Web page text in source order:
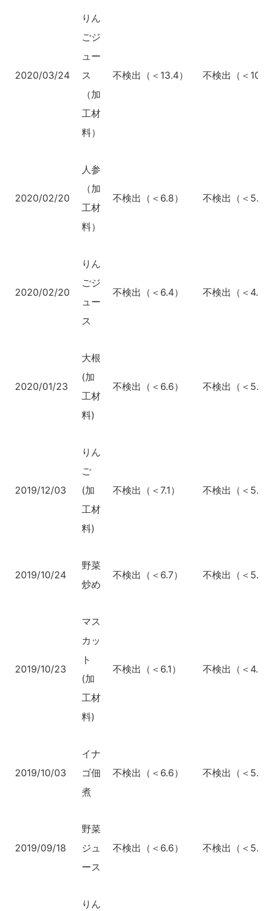
2020/03/24
りん
ごジ
ュー
ス
（加
工材
料）
不検出（＜13.4） 不検出（＜
2020/02/20
人参
（加
工材
料）
不検出（＜6.8） 不検出（＜5.0
2020/02/20
りん
ごジ
ュー
ス
不検出（＜6.4） 不検出（＜4.8
2020/01/23
大根
(加
工材
料)
不検出（＜6.6） 不検出（＜5.0
2019/12/03
りん
ご
(加
工材
料)
不検出（＜7.1） 不検出（＜5.4
2019/10/24
野菜
炒め
不検出（＜6.7） 不検出（＜5.2
2019/10/23
マス
カッ
ト
(加
工材
料)
不検出（＜6.1） 不検出（＜4.8
2019/10/03
イナ
ゴ佃
煮
不検出（＜6.6） 不検出（＜5.0
2019/09/18
野菜
ジュ
ース
不検出（＜6.6） 不検出（＜5.0
りん